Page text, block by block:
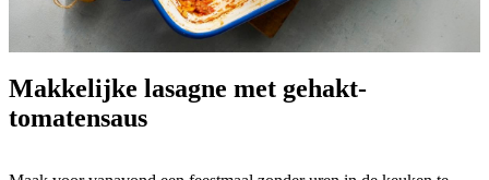
Makkelijke lasagne met gehakt-
tomatensaus